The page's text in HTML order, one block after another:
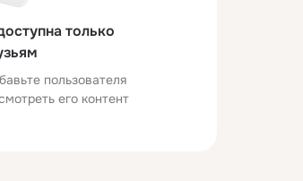
только
пользователя
его контент